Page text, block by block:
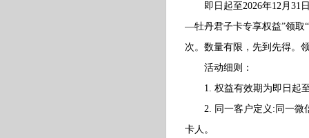
即日起至2026年12月31日
—牡丹君子卡专享权益”领取
次。数量有限，先到先得。
活动细则：
1. 权益有效期为即日起至
2. 同一客户定义:同一微信
卡人。